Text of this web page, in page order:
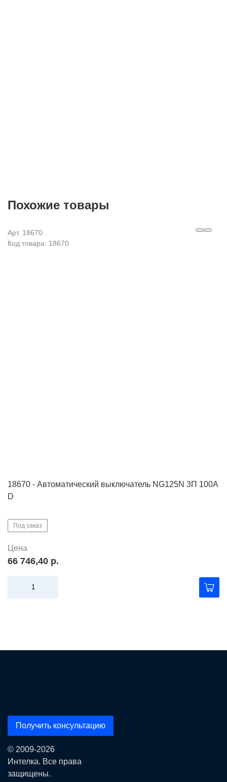
Похожие товары
Арт. 18670
Код товара: 18670
18670 - Автоматический выключатель NG125N 3П 100A
D
Под заказ
Цена
66 746,40 р.
Получить консультацию
© 2009-2026
Интелка. Все права
защищены.